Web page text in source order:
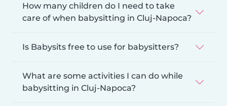
How many children do I need to take
care of when babysitting in Cluj-Napoca?
Is Babysits free to use for babysitters?
What are some activities I can do while
babysitting in Cluj-Napoca?